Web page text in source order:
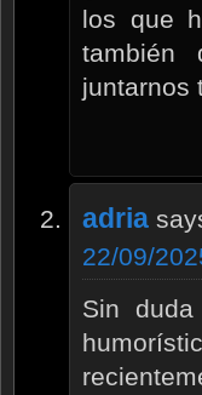
los que
también
juntarnos
adria
22/09/
Sin